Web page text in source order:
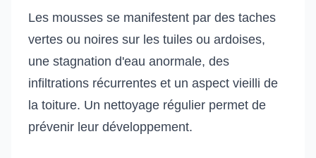
Les mousses se manifestent par des taches
vertes ou noires sur les tuiles ou ardoises,
une stagnation d'eau anormale, des
infiltrations récurrentes et un aspect vieilli de
la toiture. Un nettoyage régulier permet de
prévenir leur développement.